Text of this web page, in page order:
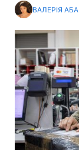
ВАЛЕРІЯ